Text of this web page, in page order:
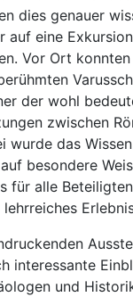
dies genauer
auf eine
Vor Ort
der wohl
zwischen
wurde das
besondere
für alle
interessante
und